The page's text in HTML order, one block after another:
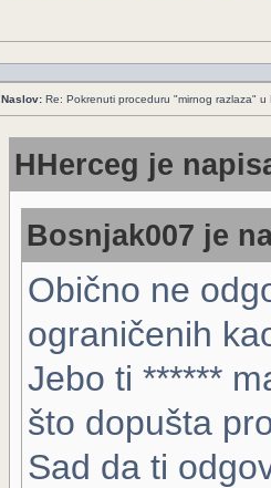
Naslov: Re: Pokrenuti proceduru "mirnog razlaza" u
HHerceg je
Bosnjak007 je
Obično ne
ograničenih
Jebo ti ******
što dopušta
Sad da ti